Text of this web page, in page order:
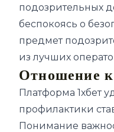
подозрительных
беспокоясь о
предмет
из лучших
Отношение к
Платформа 1хбет
профилактики
Понимание